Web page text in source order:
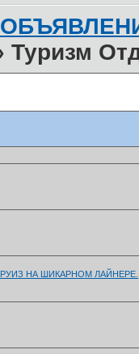
Туризм
НА ШИКАРНОМ ЛАЙНЕРЕ.